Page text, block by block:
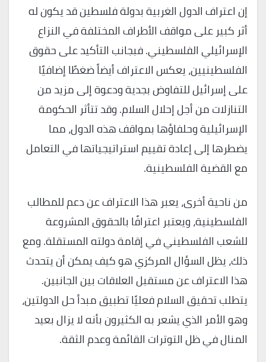
إن اعتراف الدول الغربية بدولة فلسطين قد يكون له
أثر كبير على مواقف الأطراف المختلفة في النزاع
الإسرائيلي الفلسطيني. فبجانب التأكيد على حقوق
الفلسطينيين، يعكس الاعتراف أيضاً ضغطًا إضافيًا
على إسرائيل للتفاوض بجدية ودعوة إلى مزيد من
التنازلات من أجل إحلال السلام. وقد تتأثر الحكومة
الإسرائيلية وحلفاؤها بمواقف هذه الدول، مما
يضطرها إلى إعادة تقييم استراتيجياتها في التعامل
مع القضية الفلسطينية.
من ناحية أخرى، يعبر هذا الاعتراف عن دعم للمطالب
الفلسطينية، ويعتبر اعترافًا بالحقوق المشروعة
للشعب الفلسطيني في إقامة دولته المستقلة. ومع
ذلك، يظل السؤال المركزي هو كيف يمكن أن يتحدث
هذا الاعتراف عن مستقبل العلاقات بين الجانبين.
يتطلب تحقيق السلام فعليًا تطبيق مبدأ حل الدولتين،
وهو الأمر الذي يشعر به الكثيرون بأنه لا يزال بعيد
المنال في ظل التوترات القائمة وعدم الثقة.